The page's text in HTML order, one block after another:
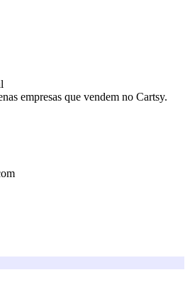
empresas que vendem no Cartsy.